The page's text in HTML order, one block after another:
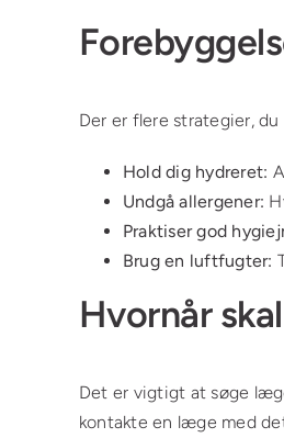
Der er flere strategier,
Hold dig hydreret:
Undgå allergener:
Praktiser god
Brug en luftfugter:
Hvornår
Det er vigtigt at søge
kontakte en læge med